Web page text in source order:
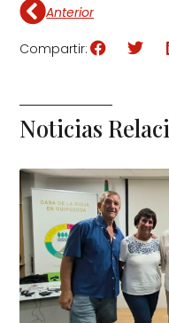
Anterior
Compartir:
Noticias